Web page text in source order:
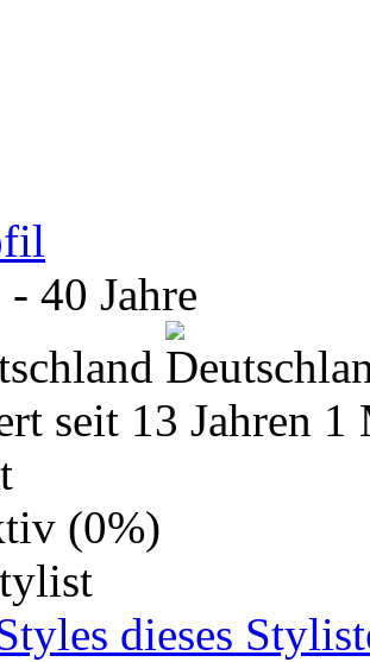
- 40 Jahre
seit 13 Jahren 1
(0%)
dieses